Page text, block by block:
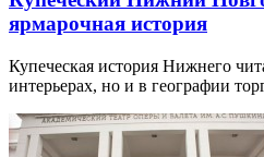
ярмарочная история
Купеческая история Нижнего
интерьерах, но и в географии